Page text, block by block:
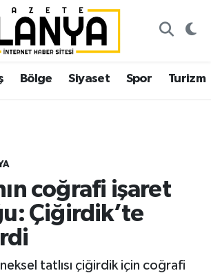
Bölge Siyaset Spor Turizm
coğrafi işaret
Çiğirdik’te
tatlısı çiğirdik için coğrafi
Eczaneler
Durumu
Durumu ve Fikstür
Haberleri